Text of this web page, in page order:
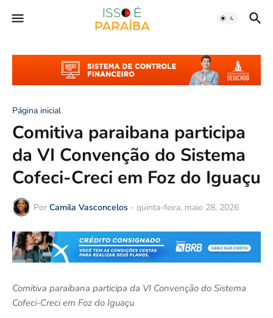
Página inicial
Comitiva paraibana participa
da VI Convenção do Sistema
Cofeci-Creci em Foz do Iguaçu
Por Camila Vasconcelos - quinta-feira, maio 28, 2026
Comitiva paraibana participa da VI Convenção do Sistema
Cofeci-Creci em Foz do Iguaçu